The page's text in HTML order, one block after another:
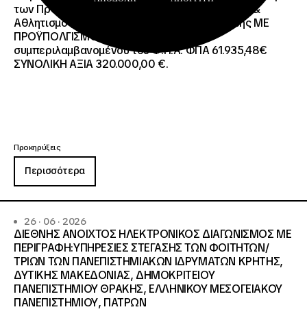
των Προγραμμάτων Erasmus+/Τομέας Νεολαία &
Αθλητισμός και Ευρωπαϊκό Σώμα Αλληλεγγύης ΜΕ
ΠΡΟΫΠΟΛΓΙΣΜΟ:258.064,52 € μη
συμπεριλαμβανομένου του Φ.Π.Α. ΦΠΑ 61.935,48€
ΣΥΝΟΛΙΚΗ ΑΞΙΑ 320.000,00 €.
Προκηρύξεις
Περισσότερα
26 · 06 · 2026
ΔΙΕΘΝΗΣ ΑΝΟΙΧΤΟΣ ΗΛΕΚΤΡΟΝΙΚΟΣ ΔΙΑΓΩΝΙΣΜΟΣ ΜΕ
ΠΕΡΙΓΡΑΦΗ:ΥΠΗΡΕΣΙΕΣ ΣΤΕΓΑΣΗΣ ΤΩΝ ΦΟΙΤΗΤΩΝ/
ΤΡΙΩΝ ΤΩΝ ΠΑΝΕΠΙΣΤΗΜΙΑΚΩΝ ΙΔΡΥΜΑΤΩΝ KΡΗΤΗΣ,
ΔΥΤΙΚΗΣ ΜΑΚΕΔΟΝΙΑΣ, ΔΗΜΟΚΡΙΤΕΙΟΥ
ΠΑΝΕΠΙΣΤΗΜΙΟΥ ΘΡΑΚΗΣ, ΕΛΛΗΝΙΚΟΥ ΜΕΣΟΓΕΙΑΚΟΥ
ΠΑΝΕΠΙΣΤΗΜΙΟΥ, ΠΑΤΡΩΝ